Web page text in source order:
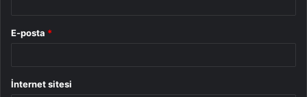
E-posta *
İnternet sitesi